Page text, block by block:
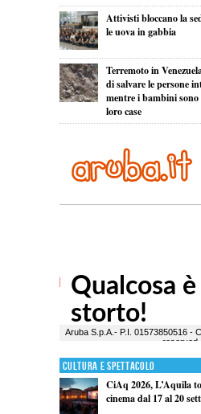
Attivisti bloccano la
le uova in gabbia
Terremoto in
di salvare le persone
mentre i bambini sono
loro case
Cultura e Spettacolo
CiAq 2026, L’Aquila
cinema dal 17 al 20